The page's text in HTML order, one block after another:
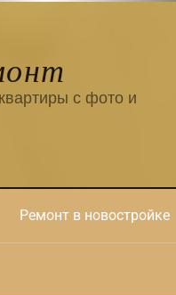
с фото и
Ремонт в новостройке